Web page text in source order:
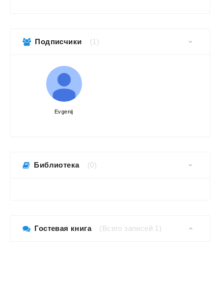
Библиотека (0)
Гостевая книга (Всего записей 1)
Подписчики (1)
Evgenij